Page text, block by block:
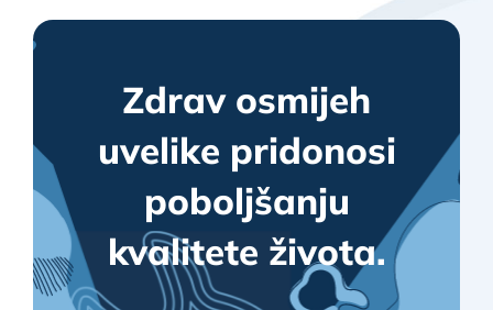
Zdrav osmijeh
uvelike pridonosi
poboljšanju
kvalitete života.